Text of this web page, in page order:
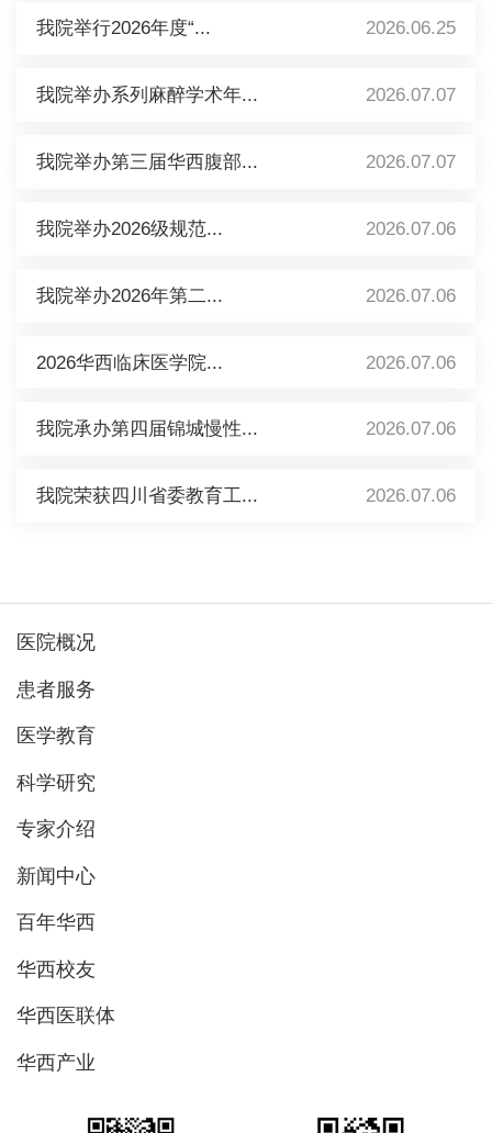
我院举行2026年度“... 2026.06.25
我院举办系列麻醉学术年... 2026.07.07
我院举办第三届华西腹部... 2026.07.07
我院举办2026级规范... 2026.07.06
我院举办2026年第二... 2026.07.06
2026华西临床医学院... 2026.07.06
我院承办第四届锦城慢性... 2026.07.06
我院荣获四川省委教育工... 2026.07.06
医院概况
患者服务
医学教育
科学研究
专家介绍
新闻中心
百年华西
华西校友
华西医联体
华西产业